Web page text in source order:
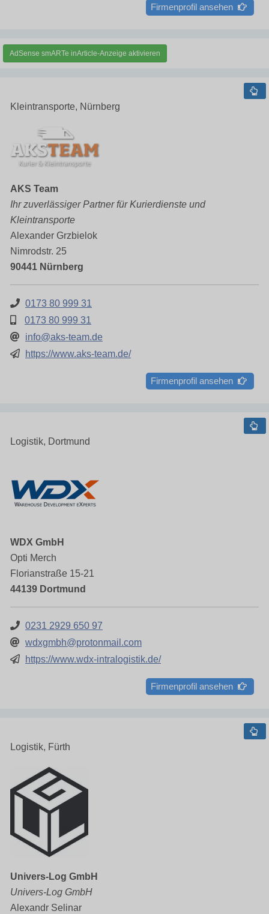
Firmenprofil ansehen
AdSense smARTe inArticle-Anzeige aktivieren
Kleintransporte, Nürnberg
AKS Team
Ihr zuverlässiger Partner für Kurierdienste und
Kleintransporte
Alexander Grzbielok
Nimrodstr. 25
90441 Nürnberg
0173 80 999 31
0173 80 999 31
info@aks-team.de
https://www.aks-team.de/
Firmenprofil ansehen
Logistik, Dortmund
WDX GmbH
Opti Merch
Florianstraße 15-21
44139 Dortmund
0231 2929 650 97
wdxgmbh@protonmail.com
https://www.wdx-intralogistik.de/
Firmenprofil ansehen
Logistik, Fürth
Univers-Log GmbH
Univers-Log GmbH
Alexandr Selinar